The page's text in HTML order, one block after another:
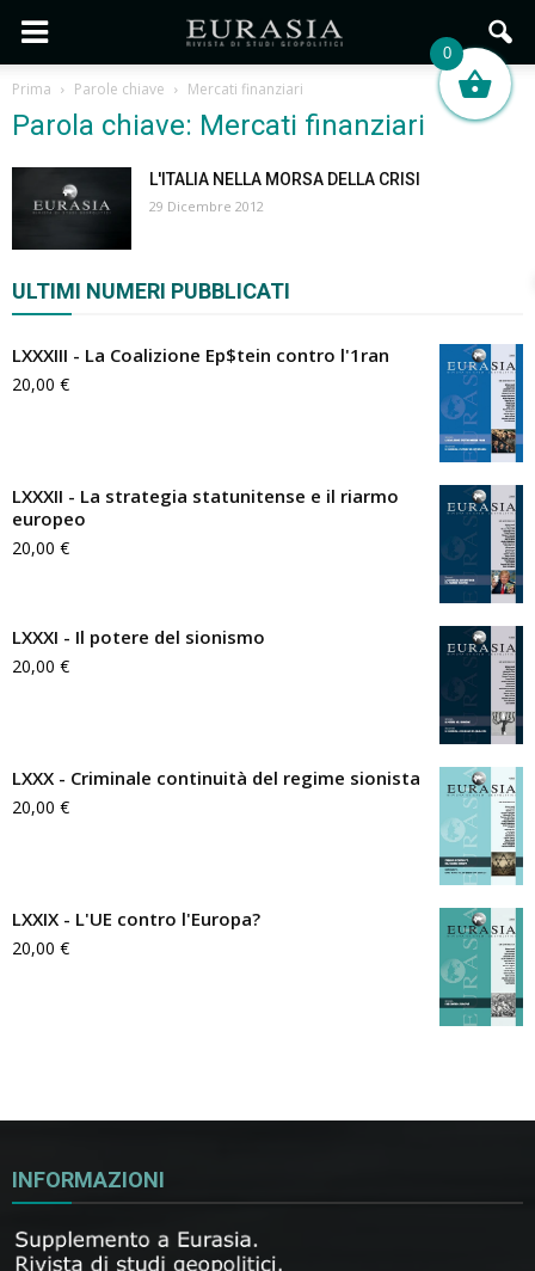
Prima Parole chiave Mercati finanziari
Parola chiave: Mercati finanziari
L'ITALIA NELLA MORSA DELLA CRISI
29 Dicembre 2012
ULTIMI NUMERI PUBBLICATI
LXXXIII - La Coalizione Ep$tein contro l'1ran
20,00 €
LXXXII - La strategia statunitense e il riarmo
europeo
20,00 €
LXXXI - Il potere del sionismo
20,00 €
LXXX - Criminale continuità del regime sionista
20,00 €
LXXIX - L'UE contro l'Europa?
20,00 €
INFORMAZIONI
0